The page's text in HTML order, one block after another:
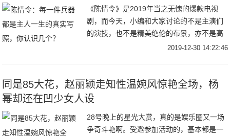
《陈情令》是2019年当之无愧的爆款电视
剧，而今天，小编和大家讨论的不是主演们
的演技，也不是精美绝伦的布景，亦不是高
还原的剧情内容，而是关于剧中演员们的兵
2019-12-30 14:22:46
同是85大花，赵丽颖走知性温婉风惊艳全场，杨
幂却还在凹少女人设
28号晚上的星光大赏，真的是娱乐圈又一场
争奇斗艳啊。受邀参加活动的，基本都是一